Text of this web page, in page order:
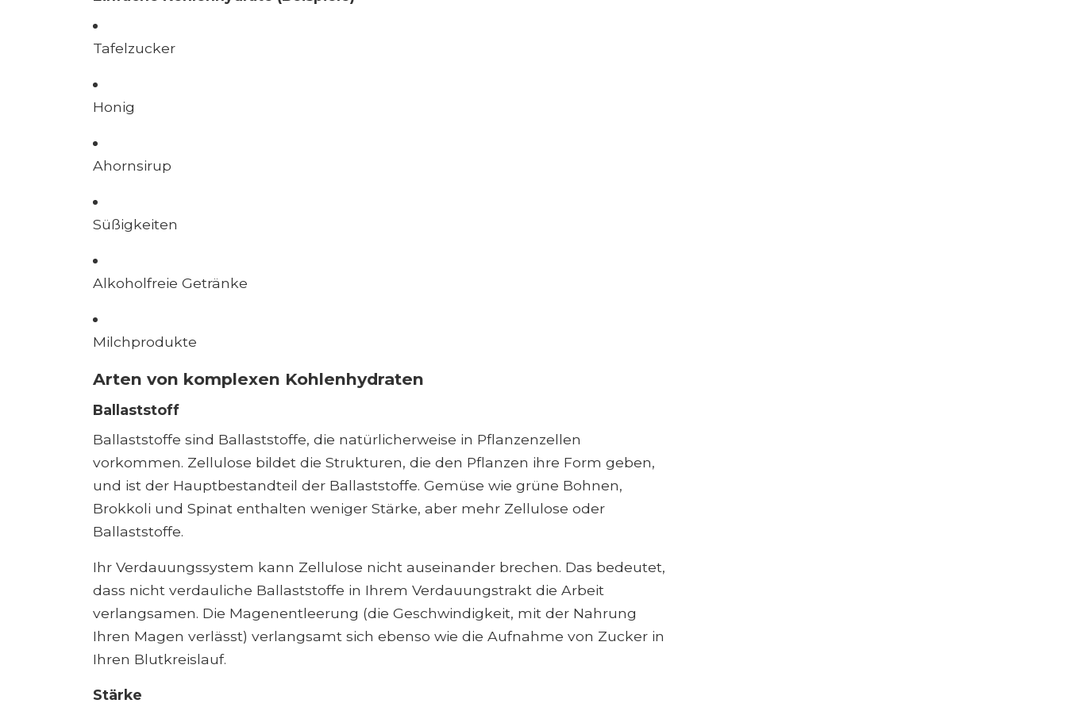
Tafelzucker
Honig
Ahornsirup
Süßigkeiten
Alkoholfreie Getränke
Milchprodukte
Arten von komplexen Kohlenhydraten
Ballaststoff
Ballaststoffe sind Ballaststoffe, die natürlicherweise in Pflanzenzellen
vorkommen. Zellulose bildet die Strukturen, die den Pflanzen ihre Form geben,
und ist der Hauptbestandteil der Ballaststoffe. Gemüse wie grüne Bohnen,
Brokkoli und Spinat enthalten weniger Stärke, aber mehr Zellulose oder
Ballaststoffe.
Ihr Verdauungssystem kann Zellulose nicht auseinander brechen. Das bedeutet,
dass nicht verdauliche Ballaststoffe in Ihrem Verdauungstrakt die Arbeit
verlangsamen. Die Magenentleerung (die Geschwindigkeit, mit der Nahrung
Ihren Magen verlässt) verlangsamt sich ebenso wie die Aufnahme von Zucker in
Ihren Blutkreislauf.
Stärke